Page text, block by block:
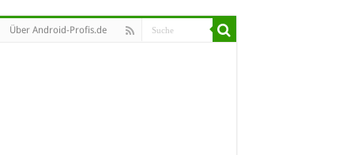
Über Android-Profis.de